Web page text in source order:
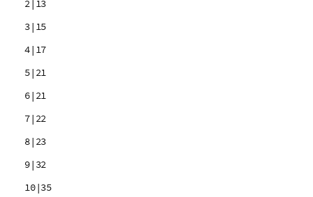
2|13
3|15
4|17
5|21
6|21
7|22
8|23
9|32
10|35